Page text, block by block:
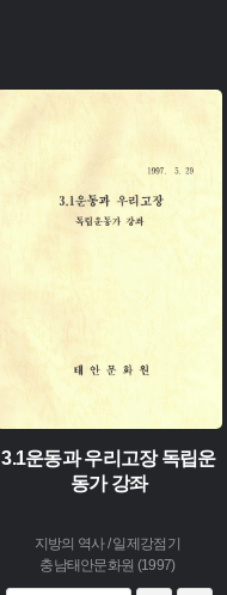
3.1운동과 우리고장 독립운
동가 강좌
지방의 역사 / 일제강점기
충남태안문화원 (1997)